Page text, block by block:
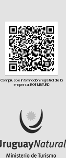
Compruebe información registral de la
empresa. ROT MINTURD